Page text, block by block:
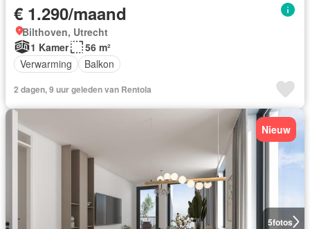
€ 1.290/maand
Bilthoven, Utrecht
1 Kamer
56 m²
Verwarming
Balkon
2 dagen, 9 uur geleden van Rentola
5fotos
Nieuw